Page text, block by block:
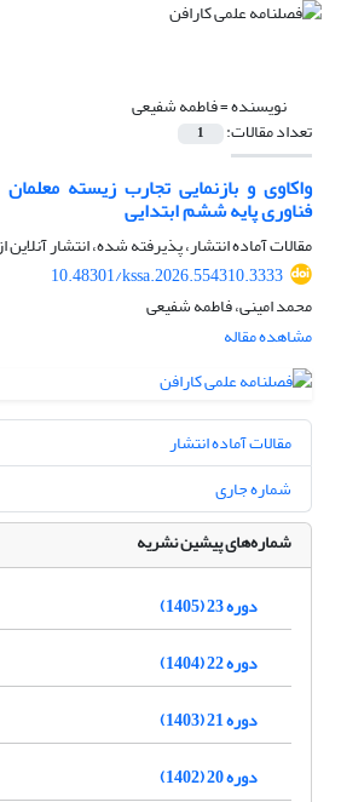
نویسنده =فاطمه شفیعی
تعداد مقالات: 1
واکاوی و بازنمایی تجارب زیسته
فناوری پایه ششم ابتدایی
مقالات آماده انتشار، پذیرفته شده، انتشار آنلاین
10.48301/kssa.2026.554310.3333
محمد امینی، فاطمه شفیعی
مشاهده مقاله
مقالات آماده انتشار
شماره جاری
شماره‌های پیشین نشریه
دوره 23 (1405)
دوره 22 (1404)
دوره 21 (1403)
دوره 20 (1402)